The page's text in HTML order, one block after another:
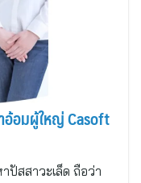
อ้อมผู้ใหญ่ Casoft
ปัสสาวะเล็ด ถือว่า